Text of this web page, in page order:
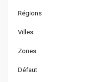
Régions
Villes
Zones
Défaut